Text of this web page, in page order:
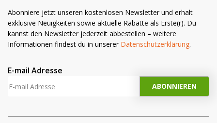
Abonniere jetzt unseren kostenlosen Newsletter und erhalt
exklusive Neuigkeiten sowie aktuelle Rabatte als Erste(r). Du
kannst den Newsletter jederzeit abbestellen – weitere
Informationen findest du in unserer Datenschutzerklärung.
E-mail Adresse